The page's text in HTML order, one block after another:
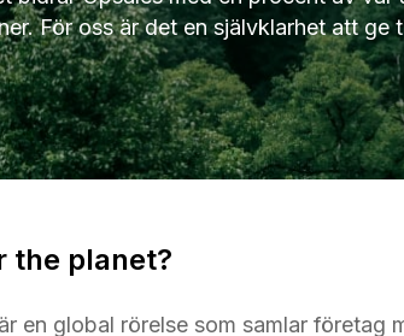
För oss är det en självklarhet att ge
the planet?
en global rörelse som samlar företag